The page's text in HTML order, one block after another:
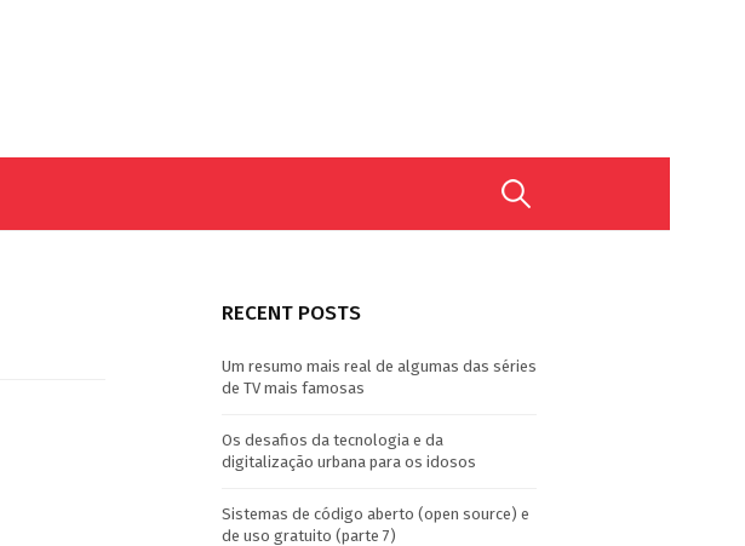
Search
RECENT POSTS
Um resumo mais real de algumas das séries
de TV mais famosas
Os desafios da tecnologia e da
digitalização urbana para os idosos
Sistemas de código aberto (open source) e
de uso gratuito (parte 7)